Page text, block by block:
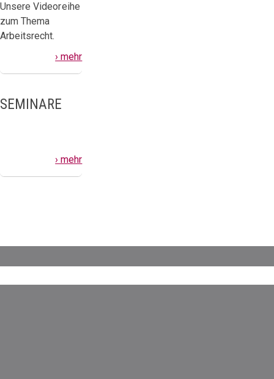
Unsere Videoreihe
zum Thema
Arbeitsrecht.
› mehr
SEMINARE
› mehr